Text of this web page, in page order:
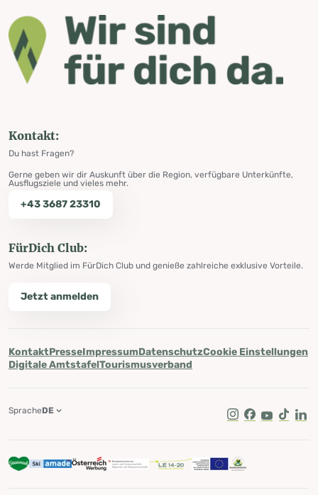
Kontakt:
Du hast Fragen?
Gerne geben wir dir Auskunft über die Region, verfügbare Unterkünfte,
Ausflugsziele und vieles mehr.
+43 3687 23310
FürDich Club:
Werde Mitglied im FürDich Club und genieße zahlreiche exklusive Vorteile.
Jetzt anmelden
KontaktPresseImpressumDatenschutzCookie Einstellungen
Digitale AmtstafelTourismusverband
Instagram
Facebook
Youtube
Tik Tok
SpracheDE